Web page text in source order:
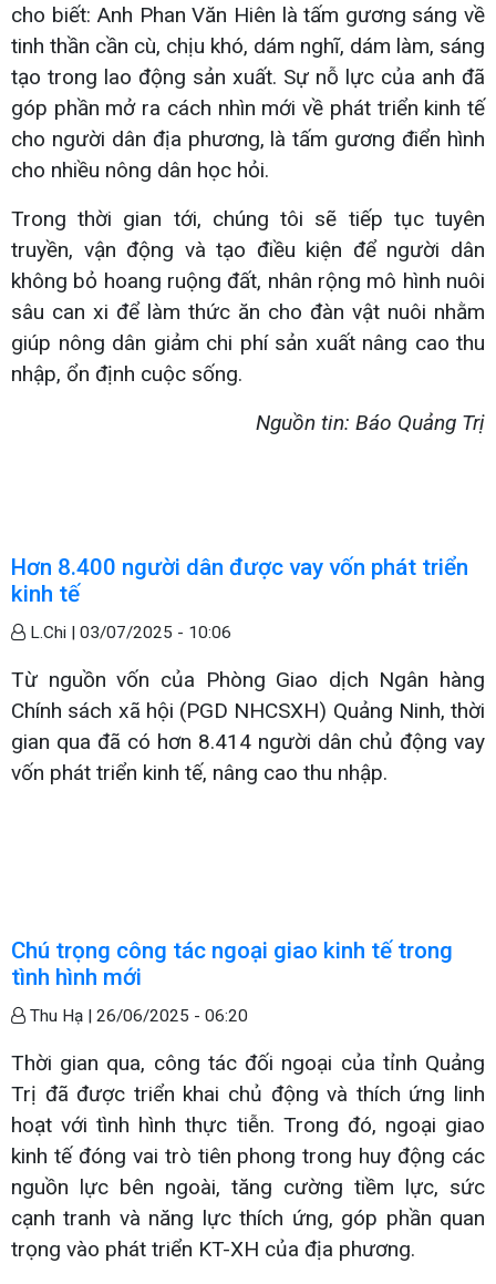
cho biết: Anh Phan Văn Hiên là tấm gương sáng về
tinh thần cần cù, chịu khó, dám nghĩ, dám làm, sáng
tạo trong lao động sản xuất. Sự nỗ lực của anh đã
góp phần mở ra cách nhìn mới về phát triển kinh tế
cho người dân địa phương, là tấm gương điển hình
cho nhiều nông dân học hỏi.
Trong thời gian tới, chúng tôi sẽ tiếp tục tuyên
truyền, vận động và tạo điều kiện để người dân
không bỏ hoang ruộng đất, nhân rộng mô hình nuôi
sâu can xi để làm thức ăn cho đàn vật nuôi nhằm
giúp nông dân giảm chi phí sản xuất nâng cao thu
nhập, ổn định cuộc sống.
Nguồn tin: Báo Quảng Trị
Hơn 8.400 người dân được vay vốn phát triển
kinh tế
L.Chi | 03/07/2025 - 10:06
Từ nguồn vốn của Phòng Giao dịch Ngân hàng
Chính sách xã hội (PGD NHCSXH) Quảng Ninh, thời
gian qua đã có hơn 8.414 người dân chủ động vay
vốn phát triển kinh tế, nâng cao thu nhập.
Chú trọng công tác ngoại giao kinh tế trong
tình hình mới
Thu Hạ | 26/06/2025 - 06:20
Thời gian qua, công tác đối ngoại của tỉnh Quảng
Trị đã được triển khai chủ động và thích ứng linh
hoạt với tình hình thực tiễn. Trong đó, ngoại giao
kinh tế đóng vai trò tiên phong trong huy động các
nguồn lực bên ngoài, tăng cường tiềm lực, sức
cạnh tranh và năng lực thích ứng, góp phần quan
trọng vào phát triển KT-XH của địa phương.